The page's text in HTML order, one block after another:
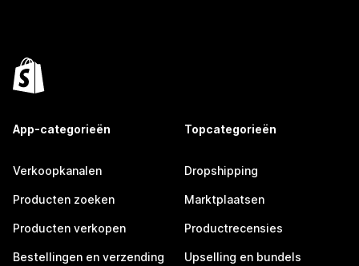
App-categorieën
Verkoopkanalen
Producten zoeken
Producten verkopen
Bestellingen en verzending
Topcategorieën
Dropshipping
Marktplaatsen
Productrecensies
Upselling en bundels